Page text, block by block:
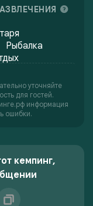
Рыбалка
уточняйте
для гостей.
информация
ошибки.
кемпинг,